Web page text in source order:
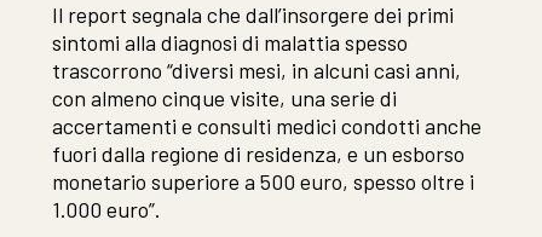
Il report segnala che dall’insorgere dei primi
sintomi alla diagnosi di malattia spesso
trascorrono “diversi mesi, in alcuni casi anni,
con almeno cinque visite, una serie di
accertamenti e consulti medici condotti anche
fuori dalla regione di residenza, e un esborso
monetario superiore a 500 euro, spesso oltre i
1.000 euro”.